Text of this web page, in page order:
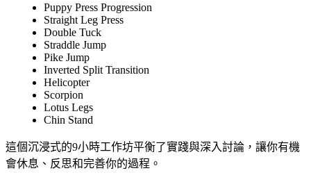
Puppy Press Progression
Straight Leg Press
Double Tuck
Straddle Jump
Pike Jump
Inverted Split Transition
Helicopter
Scorpion
Lotus Legs
Chin Stand
這個沉浸式的9小時工作坊平衡了實踐與深入討論，讓你有機
會休息、反思和完善你的過程。